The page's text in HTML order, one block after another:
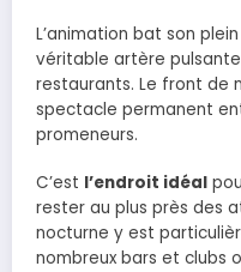
L’animation bat son
véritable artère
restaurants. Le front de
spectacle permanent
promeneurs.
C’est l’endroit idéal
rester au plus près des
nocturne y est
nombreux bars et clubs